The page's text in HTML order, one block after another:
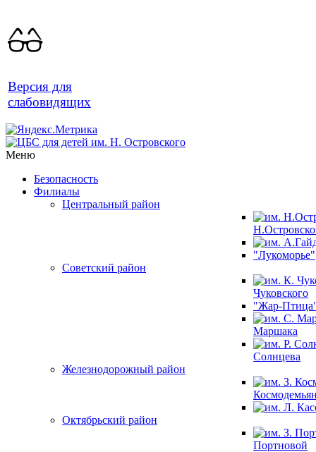
Версия для
слабовидящих
Меню
Безопасность
Филиалы
Центральный район
"Лукоморье"
Советский район
Чуковского
"Жар-
Маршака
Солнцева
Железнодорожный район
Октябрьский район
Портновой